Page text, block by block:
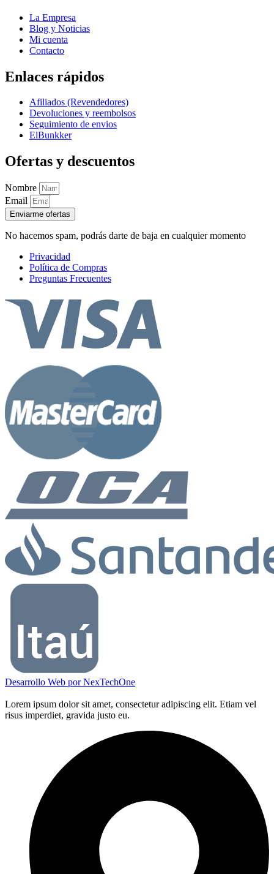
La Empresa
Blog y Noticias
Mi cuenta
Contacto
Enlaces rápidos
Afiliados (Revendedores)
Devoluciones y reembolsos
Seguimiento de envios
ElBunkker
Ofertas y descuentos
Nombre
Email
Enviarme ofertas
No hacemos spam, podrás darte de baja en cualquier momento
Privacidad
Política de Compras
Preguntas Frecuentes
Desarrollo Web porNexTechOne
Lorem ipsum dolor sit amet, consectetur adipiscing elit. Etiam vel
risus imperdiet, gravida justo eu.